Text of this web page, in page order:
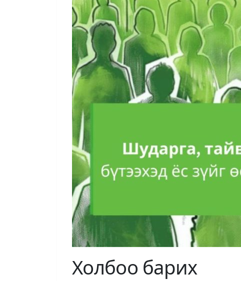
Холбоо барих